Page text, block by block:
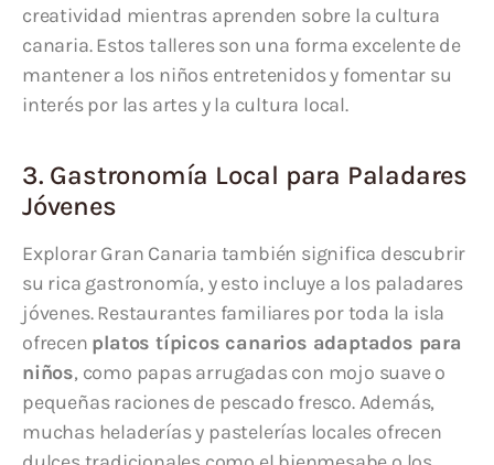
creatividad mientras aprenden sobre la cultura
canaria. Estos talleres son una forma excelente de
mantener a los niños entretenidos y fomentar su
interés por las artes y la cultura local.
3. Gastronomía Local para Paladares
Jóvenes
Explorar Gran Canaria también significa descubrir
su rica gastronomía, y esto incluye a los paladares
jóvenes. Restaurantes familiares por toda la isla
ofrecen platos típicos canarios adaptados para
niños, como papas arrugadas con mojo suave o
pequeñas raciones de pescado fresco. Además,
muchas heladerías y pastelerías locales ofrecen